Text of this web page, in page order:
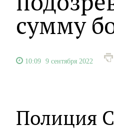
сумму
10:09 9 сентября 2022
Полиция